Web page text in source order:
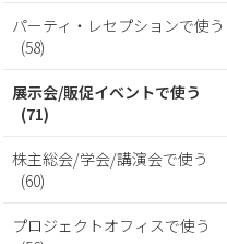
パーティ・レセプションで使う
(58)
展示会/販促イベントで使う
(71)
株主総会/学会/講演会で使う
(60)
プロジェクトオフィスで使う